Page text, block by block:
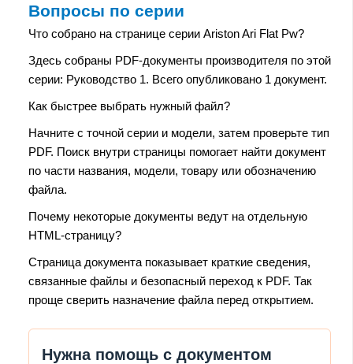
Вопросы по серии
Что собрано на странице серии Ariston Ari Flat Pw?
Здесь собраны PDF-документы производителя по этой
серии: Руководство 1. Всего опубликовано 1 документ.
Как быстрее выбрать нужный файл?
Начните с точной серии и модели, затем проверьте тип
PDF. Поиск внутри страницы помогает найти документ
по части названия, модели, товару или обозначению
файла.
Почему некоторые документы ведут на отдельную
HTML-страницу?
Страница документа показывает краткие сведения,
связанные файлы и безопасный переход к PDF. Так
проще сверить назначение файла перед открытием.
Нужна помощь с документом